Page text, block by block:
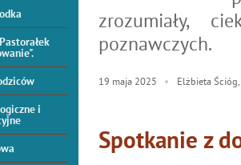
i
zrozumiały,
poznawczych.
19 maja 2025 Elżbieta
Spotkanie z